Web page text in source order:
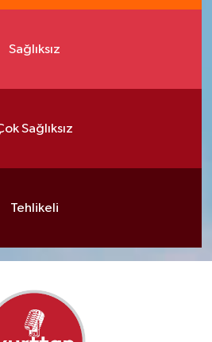
Sağlıksız
Sağlıksız
Tehlikeli